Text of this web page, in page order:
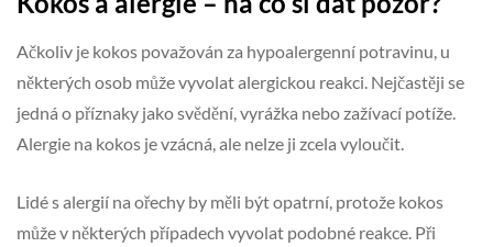
Ačkoliv je kokos považován za hypoalergenní potravinu, u
některých osob může vyvolat alergickou reakci. Nejčastěji se
jedná o příznaky jako svědění, vyrážka nebo zažívací potíže.
Alergie na kokos je vzácná, ale nelze ji zcela vyloučit.
Lidé s alergií na ořechy by měli být opatrní, protože kokos
může v některých případech vyvolat podobné reakce. Při